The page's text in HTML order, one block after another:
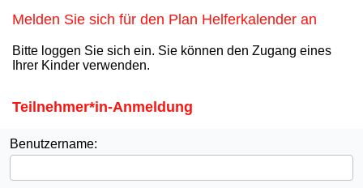
Melden Sie sich für den Plan Helferkalender an
Bitte loggen Sie sich ein. Sie können den Zugang eines
Ihrer Kinder verwenden.
Teilnehmer*in-Anmeldung
Benutzername: